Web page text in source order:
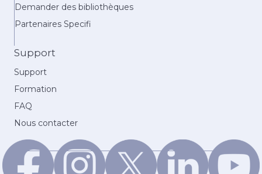
Demander des bibliothèques
Partenaires Specifi
Support
Support
Formation
FAQ
Nous contacter